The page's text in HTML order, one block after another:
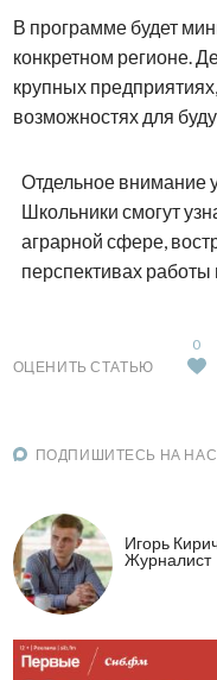
В программе будет
конкретном регионе.
крупных
возможностях для
Отдельное внимание
Школьники смогут
аграрной сфере,
перспективах работы
ОЦЕНИТЬ СТАТЬЮ
0
ПОДПИШИТЕСЬ НА НАС
Игорь
Журналист